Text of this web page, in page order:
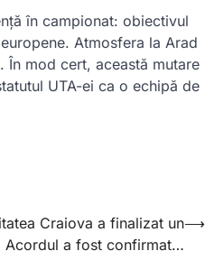
în campionat: obiectivul
Atmosfera la Arad
În mod cert, această mutare
UTA-ei ca o echipă de
Craiova a finalizat un
Acordul a fost confirmat…
⟶